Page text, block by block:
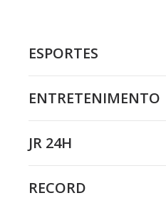
ESPORTES
ENTRETENIMENTO
JR 24H
RECORD